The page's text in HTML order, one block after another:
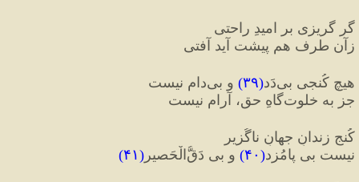
گر گریزی بر امیدِ راحتی
زآن طرف هم پیشت آید آفتی
هیچ کُنجی بی‌دَد (۳۹) و بی‌دام نیست
جز به خلوت‌گاهِ حق، آرام نیست
کُنجِ زندانِ جهانِ ناگُزیر
نیست بی ‏‌پامُزد
( ۴۰) و بی ‏دَقُّ‌الْحَصیر (۴۱)